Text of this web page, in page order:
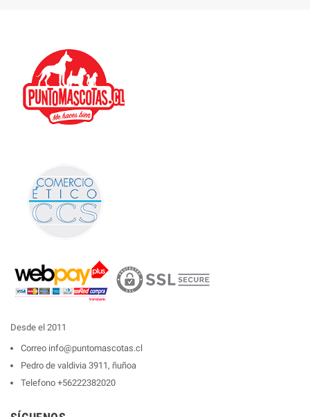
Desde el 2011
Correo info@puntomascotas.cl
Pedro de valdivia 3911, ñuñoa
Telefono +56222382020